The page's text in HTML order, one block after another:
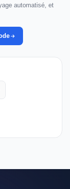
automatisé, et